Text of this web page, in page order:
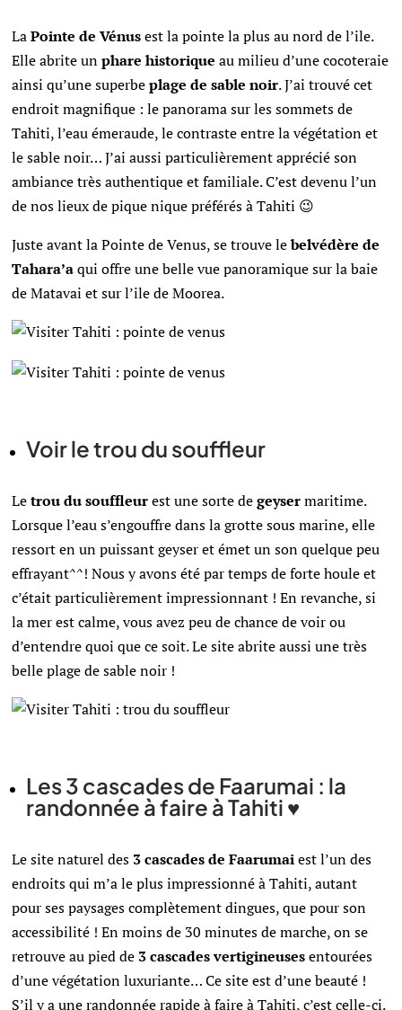
LaPointe de Vénusest la pointe la plus au nord de l’ile.
Elle abrite unphare historique au milieu d’une cocoteraie
ainsi qu’une superbeplage de sable noir. J’ai trouvé cet
endroit magnifique : le panorama sur les sommets de
Tahiti, l’eau émeraude, le contraste entre la végétation et
le sable noir… J’ai aussi particulièrement apprécié son
ambiance très authentique et familiale. C’est devenu l’un
de nos lieux de pique nique préférés à Tahiti 😉
Juste avant la Pointe de Venus, se trouve lebelvédère de
Tahara’aqui offre une belle vue panoramique sur la baie
de Matavai et sur l’ile de Moorea.
Voir le trou du souffleur
Letrou du souffleurest une sorte degeysermaritime.
Lorsque l’eau s’engouffre dans la grotte sous marine, elle
ressort en un puissant geyser et émet un son quelque peu
effrayant^^! Nous y avons été par temps de forte houle et
c’était particulièrement impressionnant ! En revanche, si
la mer est calme, vous avez peu de chance de voir ou
d’entendre quoi que ce soit. Le site abrite aussi une très
belle plage de sable noir !
Les 3 cascades de Faarumai : la
randonnée à faire à Tahiti ♥
Le site naturel des 3 cascades de Faarumaiest l’un des
endroits qui m’a le plus impressionné à Tahiti, autant
pour ses paysages complètement dingues, que pour son
accessibilité ! En moins de 30 minutes de marche, on se
retrouve au pied de 3 cascades vertigineusesentourées
d’une végétation luxuriante… Ce site est d’une beauté !
S’il y a une randonnée rapide à faire à Tahiti, c’est celle-ci.